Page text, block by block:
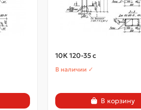
10К 120-35 с
В наличии ✓
В корзину